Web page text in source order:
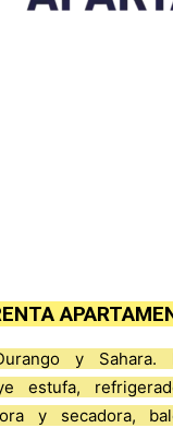
y Sahara.
estufa,
y secadora,